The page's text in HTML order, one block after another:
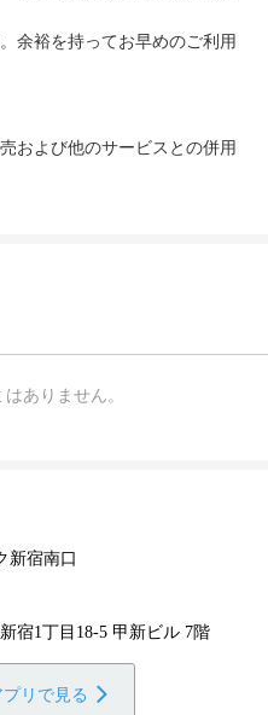
余裕を持ってお早めのご利用
および他のサービスとの併用
ありません。
新宿南口
宿1丁目18-5 甲新ビル 7階
リで見る